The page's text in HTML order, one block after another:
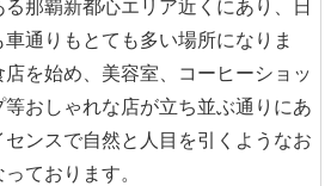
那覇新都心エリア近くにあり、日
通りもとても多い場所になりま
を始め、美容室、コーヒーショッ
おしゃれな店が立ち並ぶ通りにあ
ンスで自然と人目を引くようなお
ております。